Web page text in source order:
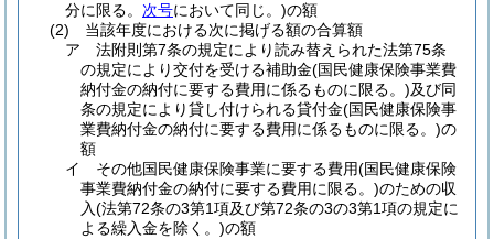
分に限る。 次号において同じ。)の額
(2)
当該年度における次に掲げる額の合算額
ア
法附則第7条の規定により読み替えられた法第75条
の規定により交付を受ける補助金(国民健康保険事業費
納付金の納付に要する費用に係るものに限る。)及び同
条の規定により貸し付けられる貸付金(国民健康保険事
業費納付金の納付に要する費用に係るものに限る。)の
額
イ
その他国民健康保険事業に要する費用(国民健康保険
事業費納付金の納付に要する費用に限る。)のための収
入(法第72条の3第1項及び第72条の3の3第1項の規定に
よる繰入金を除く。)の額